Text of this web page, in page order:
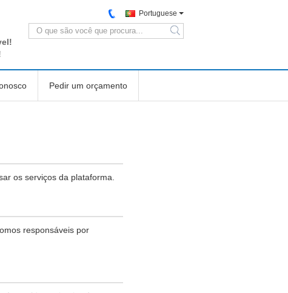
Portuguese
search
Pedir um orçamento
os serviços da plataforma.
responsáveis por